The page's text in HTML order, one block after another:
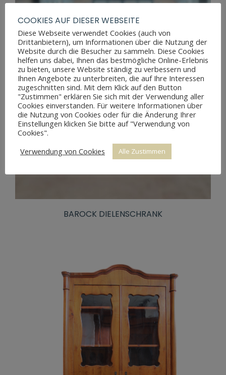
BAROCK DIELENSCHRANK
COOKIES AUF DIESER WEBSEITE
Diese Webseite verwendet Cookies (auch von
Drittanbietern), um Informationen über die Nutzung der
Website durch die Besucher zu sammeln. Diese Cookies
helfen uns dabei, Ihnen das bestmögliche Online-Erlebnis
zu bieten, unsere Website ständig zu verbessern und
Ihnen Angebote zu unterbreiten, die auf Ihre Interessen
zugeschnitten sind. Mit dem Klick auf den Button
"Zustimmen" erklären Sie sich mit der Verwendung aller
Cookies einverstanden. Für weitere Informationen über
die Nutzung von Cookies oder für die Änderung Ihrer
Einstellungen klicken Sie bitte auf "Verwendung von
Cookies".
Verwendung von Cookies
Alle Zustimmen